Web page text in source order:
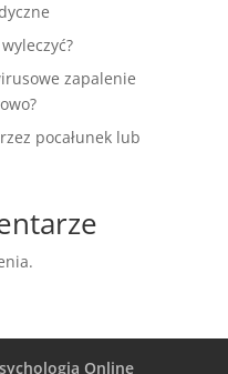
zapalenie
pocałunek lub
Online